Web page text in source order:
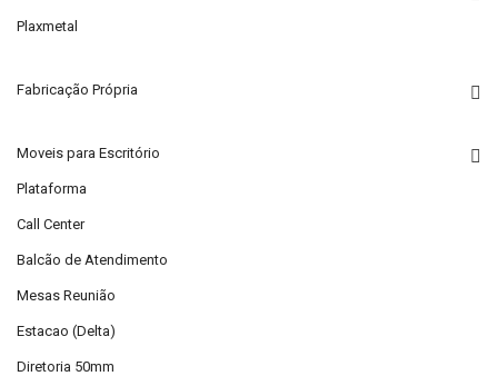
Plaxmetal
Fabricação Própria
Moveis para Escritório
Plataforma
Call Center
Balcão de Atendimento
Mesas Reunião
Estacao (Delta)
Diretoria 50mm